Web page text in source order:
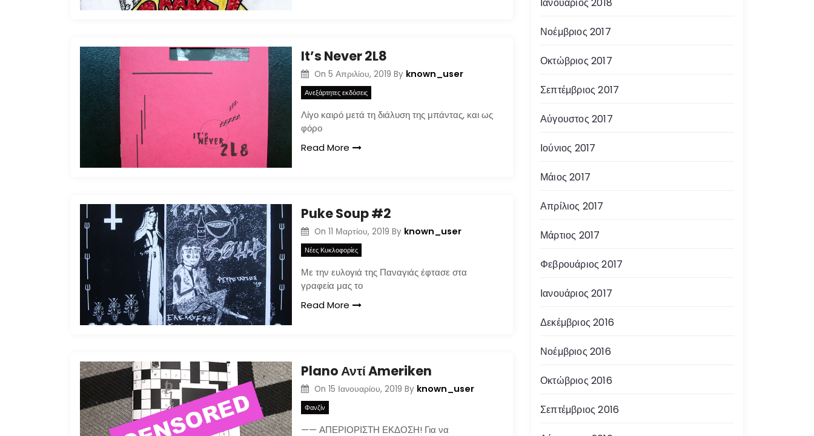
It’s Never 2L8
On 5 Απριλίου, 2019 By known_user
Ανεξάρτητες εκδόσεις
Λίγο καιρό μετά τη διάλυση της μπάντας, και ως
φόρο
Read More
Puke Soup #2
On 11 Μαρτίου, 2019 By known_user
Νέες Κυκλοφορίες
Με την ευλογιά της Παναγιάς έφτασε στα
γραφεία μας το
Read More
Plano Αντί Ameriken
On 15 Ιανουαρίου, 2019 By known_user
Φανζίν
—— ΑΠΕΡΙΟΡΙΣΤΗ ΕΚΔΟΣΗ! Για να
Νοέμβριος 2017
Οκτώβριος 2017
Σεπτέμβριος 2017
Αύγουστος 2017
Ιούνιος 2017
Μάιος 2017
Απρίλιος 2017
Μάρτιος 2017
Φεβρουάριος 2017
Ιανουάριος 2017
Δεκέμβριος 2016
Νοέμβριος 2016
Οκτώβριος 2016
Σεπτέμβριος 2016